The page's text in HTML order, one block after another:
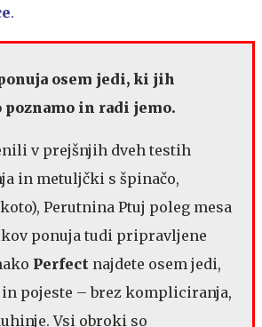
.
osem jedi, ki jih
poznamo in radi jemo.
v prejšnjih dveh testih
in metuljčki s špinačo,
Perutnina Ptuj poleg mesa
ponuja tudi pripravljene
Perfect najdete osem jedi,
pojeste – brez kompliciranja,
Vsi obroki so